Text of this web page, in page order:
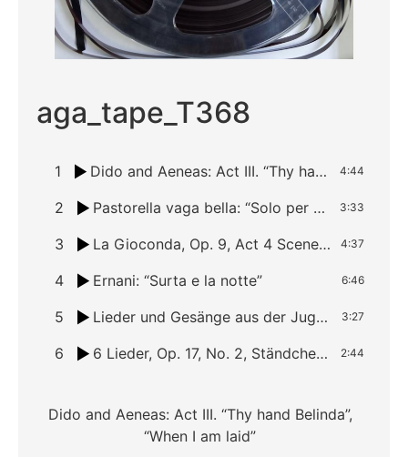
aga_tape_T368
1 Dido and Aeneas: Act III. “Thy hand Belinda”, “When I am laid” 4:44
2 Pastorella vaga bella: “Solo per voi per mille e mille” 3:33
3 La Gioconda, Op. 9, Act 4 Scene 2: “Suicidio! 4:37
4 Ernani: “Surta e la notte” 6:46
5 Lieder und Gesänge aus der Jugenzeit Vol 1: II. Erinnerung 3:27
6 6 Lieder, Op. 17, No. 2, Ständchen (Serenade) 2:44
Dido and Aeneas: Act III. “Thy hand Belinda”,
“When I am laid”